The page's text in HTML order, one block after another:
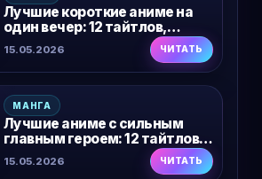
Лучшие короткие аниме на
один вечер: 12 тайтлов,
которые можно посмотреть
залпом
15.05.2026 ЧИТАТЬ
МАНГА
Лучшие аниме с сильным
главным героем: 12 тайтлов,
где протагонист тащит
сюжет
15.05.2026 ЧИТАТЬ